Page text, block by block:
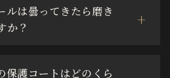
ルは曇ってきたら磨き
か？
保護コートはどのくら